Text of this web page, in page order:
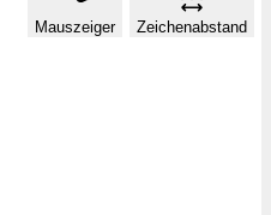
Mauszeiger Zeichenabstand